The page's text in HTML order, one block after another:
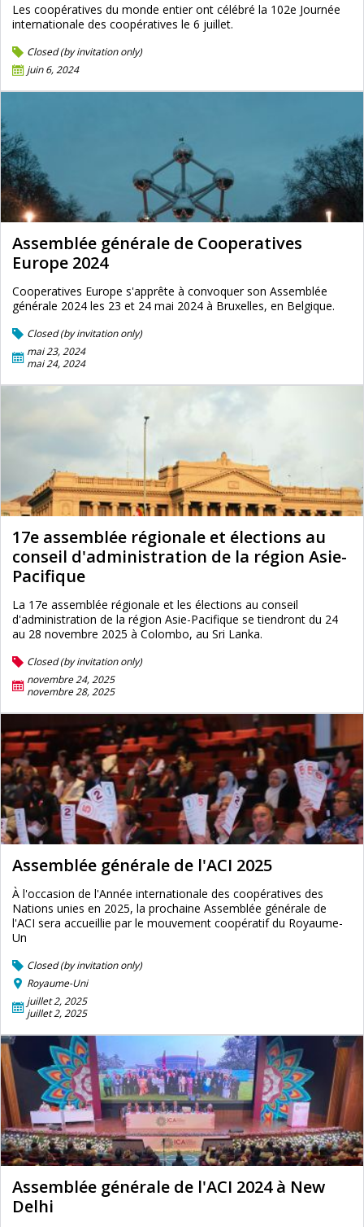
Les coopératives du monde entier ont célébré la 102e Journée
internationale des coopératives le 6 juillet.
Closed (by invitation only)
juin 6, 2024
Assemblée générale de Cooperatives
Europe 2024
Cooperatives Europe s'apprête à convoquer son Assemblée
générale 2024 les 23 et 24 mai 2024 à Bruxelles, en Belgique.
Closed (by invitation only)
mai 23, 2024
mai 24, 2024
17e assemblée régionale et élections au
conseil d'administration de la région Asie-
Pacifique
La 17e assemblée régionale et les élections au conseil
d'administration de la région Asie-Pacifique se tiendront du 24
au 28 novembre 2025 à Colombo, au Sri Lanka.
Closed (by invitation only)
novembre 24, 2025
novembre 28, 2025
Assemblée générale de l'ACI 2025
À l'occasion de l'Année internationale des coopératives des
Nations unies en 2025, la prochaine Assemblée générale de
l'ACI sera accueillie par le mouvement coopératif du Royaume-
Un
Closed (by invitation only)
Royaume-Uni
juillet 2, 2025
juillet 2, 2025
Assemblée générale de l'ACI 2024 à New
Delhi